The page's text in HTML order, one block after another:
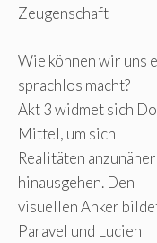
Zeugenschaft
Wie können wir uns
sprachlos macht?
Akt 3 widmet sich
Mittel, um sich
Realitäten
hinausgehen. Den
visuellen Anker
Paravel und Lucien